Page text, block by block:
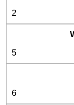
2
5
6